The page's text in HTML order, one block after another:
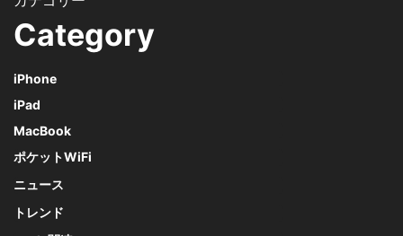
Category
iPhone
iPad
MacBook
ポケットWiFi
ニュース
トレンド